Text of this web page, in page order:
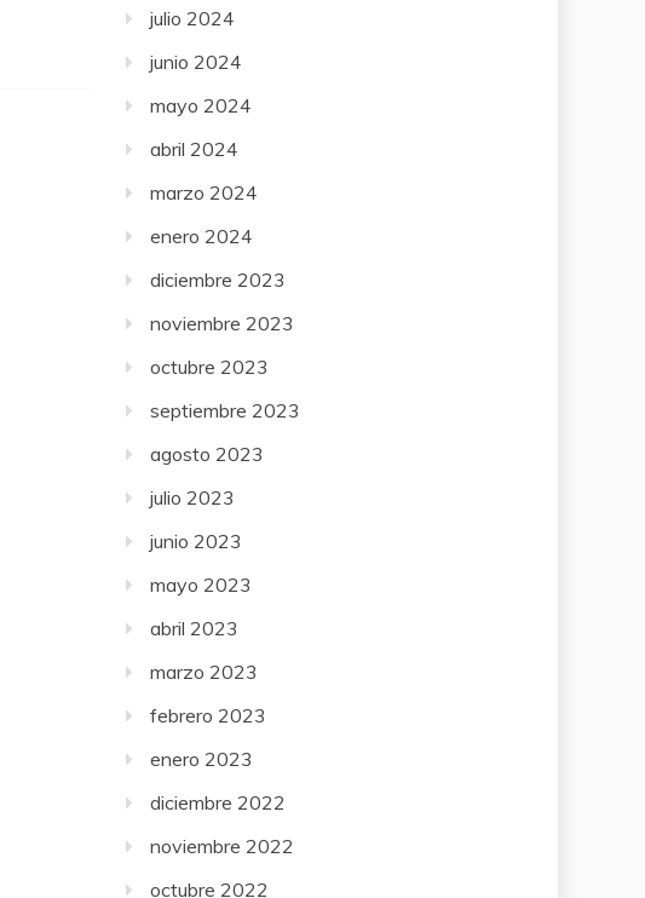
julio 2024
junio 2024
mayo 2024
abril 2024
marzo 2024
enero 2024
diciembre 2023
noviembre 2023
octubre 2023
septiembre 2023
agosto 2023
julio 2023
junio 2023
mayo 2023
abril 2023
marzo 2023
febrero 2023
enero 2023
diciembre 2022
noviembre 2022
octubre 2022